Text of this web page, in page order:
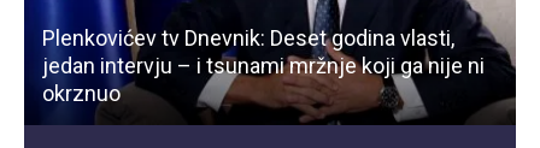
Plenkovićev tv Dnevnik: Deset godina vlasti,
jedan intervju – i tsunami mržnje koji ga nije ni
okrznuo